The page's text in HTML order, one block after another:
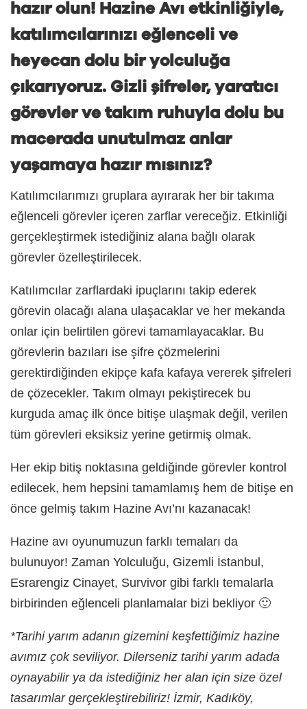
hazır olun! Hazine Avı etkinliğiyle,
katılımcılarınızı eğlenceli ve
heyecan dolu bir yolculuğa
çıkarıyoruz. Gizli şifreler, yaratıcı
görevler ve takım ruhuyla dolu bu
macerada unutulmaz anlar
yaşamaya hazır mısınız?
Katılımcılarımızı gruplara ayırarak her bir takıma
eğlenceli görevler içeren zarflar vereceğiz. Etkinliği
gerçekleştirmek istediğiniz alana bağlı olarak
görevler özelleştirilecek.
Katılımcılar zarflardaki ipuçlarını takip ederek
görevin olacağı alana ulaşacaklar ve her mekanda
onlar için belirtilen görevi tamamlayacaklar. Bu
görevlerin bazıları ise şifre çözmelerini
gerektirdiğinden ekipçe kafa kafaya vererek şifreleri
de çözecekler. Takım olmayı pekiştirecek bu
kurguda amaç ilk önce bitişe ulaşmak değil, verilen
tüm görevleri eksiksiz yerine getirmiş olmak.
Her ekip bitiş noktasına geldiğinde görevler kontrol
edilecek, hem hepsini tamamlamış hem de bitişe en
önce gelmiş takım Hazine Avı’nı kazanacak!
Hazine avı oyunumuzun farklı temaları da
bulunuyor! Zaman Yolculuğu, Gizemli İstanbul,
Esrarengiz Cinayet, Survivor gibi farklı temalarla
birbirinden eğlenceli planlamalar bizi bekliyor 🙂
*Tarihi yarım adanın gizemini keşfettiğimiz hazine
avımız çok seviliyor. Dilerseniz tarihi yarım adada
oynayabilir ya da istediğiniz her alan için size özel
tasarımlar gerçekleştirebiliriz! İzmir, Kadıköy,